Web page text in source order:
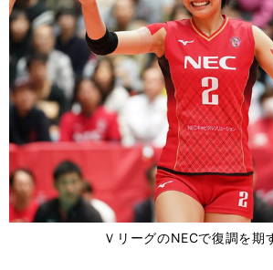
ＶリーグのNECで復調を期